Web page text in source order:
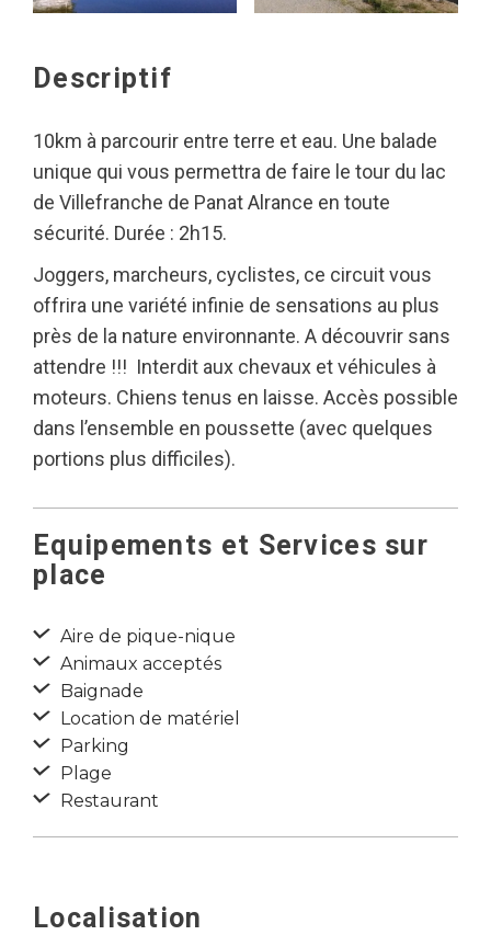
Descriptif
10km à parcourir entre terre et eau. Une balade
unique qui vous permettra de faire le tour du lac
de Villefranche de Panat Alrance en toute
sécurité. Durée : 2h15.
Joggers, marcheurs, cyclistes, ce circuit vous
offrira une variété infinie de sensations au plus
près de la nature environnante. A découvrir sans
attendre !!! Interdit aux chevaux et véhicules à
moteurs. Chiens tenus en laisse. Accès possible
dans l’ensemble en poussette (avec quelques
portions plus difficiles).
Equipements et Services sur
place
Aire de pique-nique
Animaux acceptés
Baignade
Location de matériel
Parking
Plage
Restaurant
Localisation